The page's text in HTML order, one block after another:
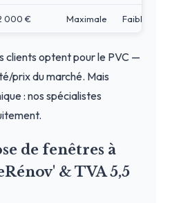
000 € Maximale Faible
clients optent pour le PVC —
prix du marché. Mais
: nos spécialistes
de fenêtres à
& TVA 5,5